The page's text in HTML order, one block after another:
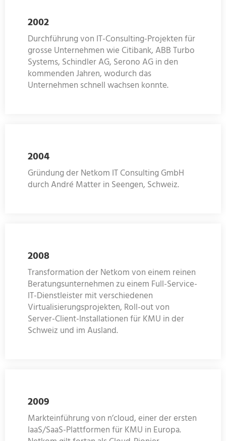
2002
Durchführung von IT-Consulting-Projekten für
grosse Unternehmen wie Citibank, ABB Turbo
Systems, Schindler AG, Serono AG in den
kommenden Jahren, wodurch das
Unternehmen schnell wachsen konnte.
2004
Gründung der Netkom IT Consulting GmbH
durch André Matter in Seengen, Schweiz.
2008
Transformation der Netkom von einem reinen
Beratungsunternehmen zu einem Full-Service-
IT-Dienstleister mit verschiedenen
Virtualisierungsprojekten, Roll-out von
Server-Client-Installationen für KMU in der
Schweiz und im Ausland.
2009
Markteinführung von n’cloud, einer der ersten
IaaS/SaaS-Plattformen für KMU in Europa.